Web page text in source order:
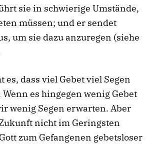
sie in schwierige Umstände,
müssen; und er sendet
um sie dazu anzuregen (siehe
es, dass viel Gebet viel Segen
es hingegen wenig Gebet
wenig Segen erwarten. Aber
nicht im Geringsten
zum Gefangenen gebetsloser